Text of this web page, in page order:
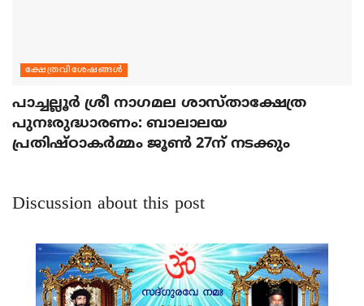
ക്ഷേത്രവിശേഷങ്ങള്‍
പാച്ചല്ലൂര്‍ ശ്രീ നാഗമല ശാസ്താക്ഷേത്ര
പുനഃരുദ്ധാരണം: ബാലാലയ
പ്രതിഷ്ഠാകര്‍മ്മം ജൂണ്‍ 27ന് നടക്കും
Discussion about this post